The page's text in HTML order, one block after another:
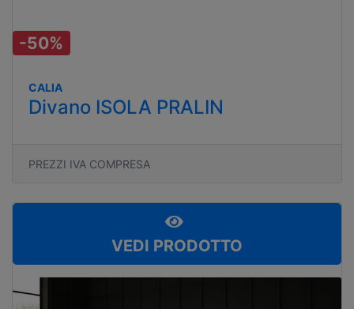
-50%
CALIA
Divano ISOLA PRALIN
PREZZI IVA COMPRESA
VEDI PRODOTTO